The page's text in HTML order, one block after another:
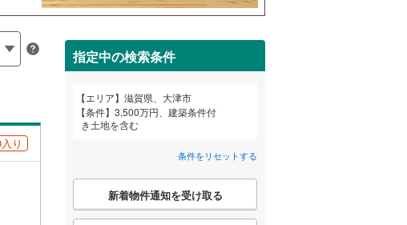
り
指定中の検索条件
エリア
滋賀県、大津市
条件
3,500万円、建築条件付
き土地を含む
条件をリセットする
こ
検
新着物件通知を受け取る
鹿児島 沖縄
条件をリセットする
条件をリセットする
稲津(1)
小野(1)
木戸(2)
南小松(10)
和邇高城 (3)
条件をリセットする
条件をリセットする
条件をリセットする
条件をリセットする